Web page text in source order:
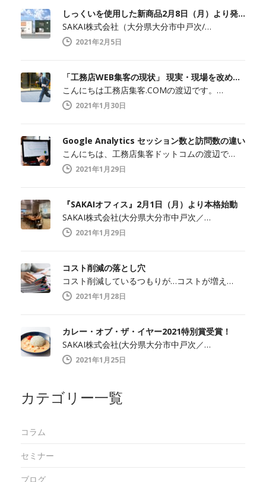
しっくいを使用した新商品2月8日（月）より発売開始
SAKAI株式会社（大分県大分市中戸次/…
2021年2月5日
「工務店WEB集客の現状」 現実・現場を改めて知ること
こんにちは工務店集客.COMの渡辺です。…
2021年1月30日
Google Analytics セッション数と訪問数の違い
こんにちは、工務店集客ドットコムの渡辺で…
2021年1月29日
『SAKAIオフィス』2月1日（月）より本格始動
SAKAI株式会社(大分県大分市中戸次／…
2021年1月29日
コスト削減の落とし穴
コスト削減しているつもりが…コストが増え…
2021年1月28日
カレー・オブ・ザ・イヤー2021特別賞受賞！
SAKAI株式会社(大分県大分市中戸次／…
2021年1月25日
カテゴリー一覧
コラム
セミナー
ブログ